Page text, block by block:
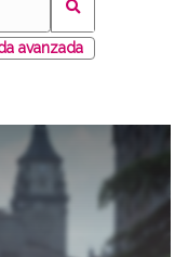
avanzada